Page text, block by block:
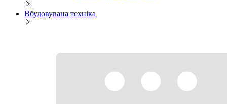
Вбудовувана техніка